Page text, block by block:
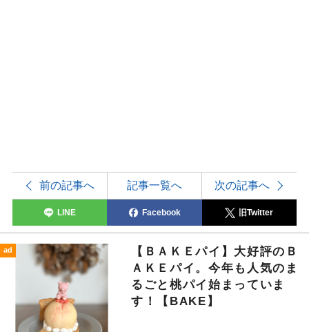
前の記事へ 記事一覧へ 次の記事へ
LINE Facebook 旧Twitter
ad
【ＢＡＫＥパイ】大好評のＢ
ＡＫＥパイ。今年も人気のま
るごと桃パイ始まっていま
す！【BAKE】